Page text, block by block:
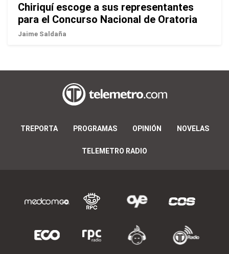
Chiriquí escoge a sus representantes
para el Concurso Nacional de Oratoria
Jaime Saldaña
TREPORTA PROGRAMAS OPINIÓN NOVELAS
TELEMETRO RADIO